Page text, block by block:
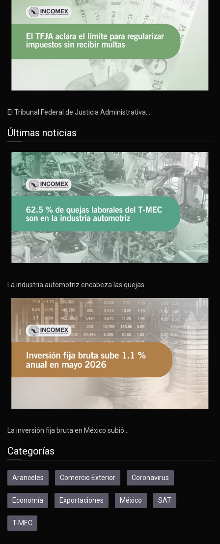
El Tribunal Federal de Justicia Administrativa…
Últimas noticias
La industria automotriz encabeza las quejas…
La inversión fija bruta en México subió…
Categorías
Aranceles Comercio Exterior Coronavirus
Economía Exportaciones México SAT
T-MEC